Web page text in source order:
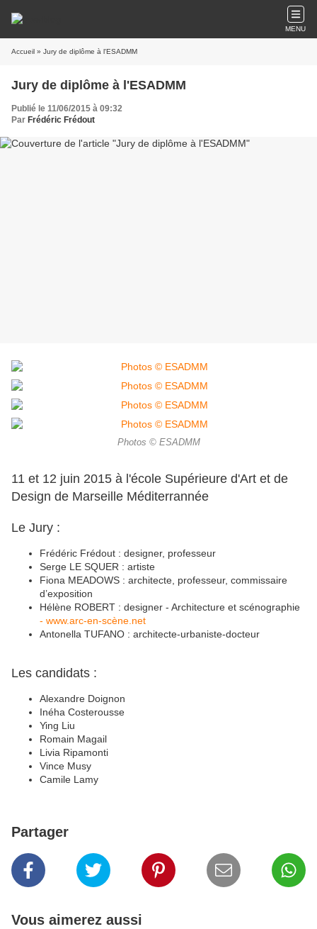
MENU
Accueil » Jury de diplôme à l'ESADMM
Jury de diplôme à l'ESADMM
Publié le 11/06/2015 à 09:32
Par Frédéric Frédout
Photos © ESADMM
11 et 12 juin 2015 à l'école Supérieure d'Art et de
Design de Marseille Méditerrannée
Le Jury :
Frédéric Frédout : designer, professeur
Serge LE SQUER : artiste
Fiona MEADOWS : architecte, professeur, commissaire
d’exposition
Hélène ROBERT : designer - Architecture et scénographie
- www.arc-en-scène.net
Antonella TUFANO : architecte-urbaniste-docteur
Les candidats :
Alexandre Doignon
Inéha Costerousse
Ying Liu
Romain Magail
Livia Ripamonti
Vince Musy
Camile Lamy
Partager
Vous aimerez aussi